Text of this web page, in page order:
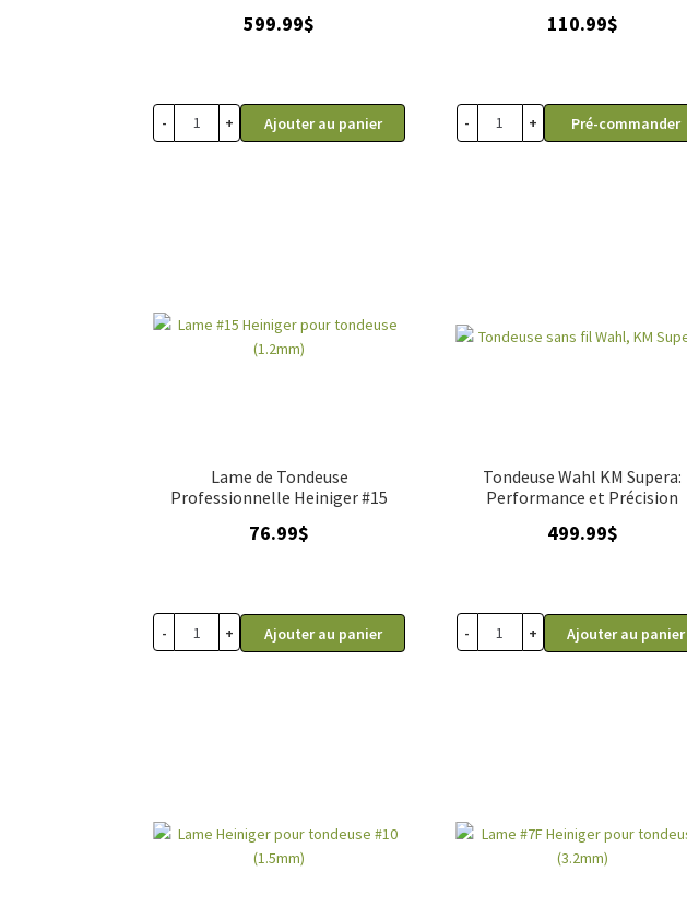
599.99$
- + Ajouter au panier
110.99$
- + Pré-commander
Lame de Tondeuse
Professionnelle Heiniger #15
76.99$
- + Ajouter au panier
Tondeuse Wahl KM Supera:
Performance et Précision
499.99$
- + Ajouter au panier